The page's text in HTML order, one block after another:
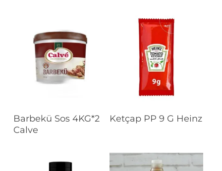
Devamını Oku
Barbekü Sos 4KG*2
Calve
Devamını Oku
Ketçap PP 9 G Heinz